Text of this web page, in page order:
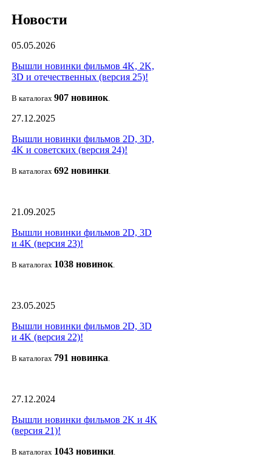
Новости
05.05.2026
Вышли новинки фильмов 4K, 2K,
3D и отечественных (версия 25)!
В каталогах 907 новинок.
27.12.2025
Вышли новинки фильмов 2D, 3D,
4K и советских (версия 24)!
В каталогах 692 новинки.
21.09.2025
Вышли новинки фильмов 2D, 3D
и 4K (версия 23)!
В каталогах 1038 новинок.
23.05.2025
Вышли новинки фильмов 2D, 3D
и 4K (версия 22)!
В каталогах 791 новинка.
27.12.2024
Вышли новинки фильмов 2K и 4K
(версия 21)!
В каталогах 1043 новинки.